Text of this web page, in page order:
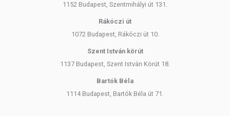
1152 Budapest, Szentmihályi út 131.
Rákóczi út
1072 Budapest, Rákóczi út 10.
Szent István körút
1137 Budapest, Szent István Körút 18.
Bartók Béla
1114 Budapest, Bartók Béla út 71.